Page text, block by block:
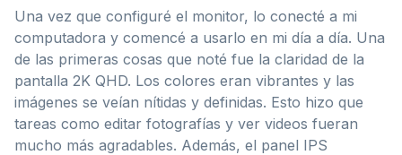
Una vez que configuré el monitor, lo conecté a mi
computadora y comencé a usarlo en mi día a día. Una
de las primeras cosas que noté fue la claridad de la
pantalla 2K QHD. Los colores eran vibrantes y las
imágenes se veían nítidas y definidas. Esto hizo que
tareas como editar fotografías y ver videos fueran
mucho más agradables. Además, el panel IPS